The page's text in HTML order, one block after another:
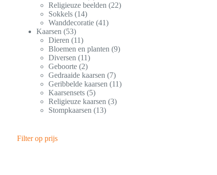
Religieuze beelden
22
Sokkels 14
Wanddecoratie 41
Kaarsen
53
Dieren
11
Bloemen en planten 9
Diversen
11
Geboorte 2
Gedraaide kaarsen
7
Geribbelde kaarsen
11
Kaarsensets 5
Religieuze kaarsen 3
Stompkaarsen
13
Filter op prijs